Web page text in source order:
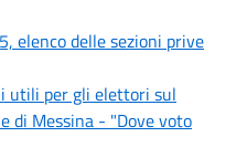
elenco delle sezioni prive
utili per gli elettori sul
di Messina - "Dove voto